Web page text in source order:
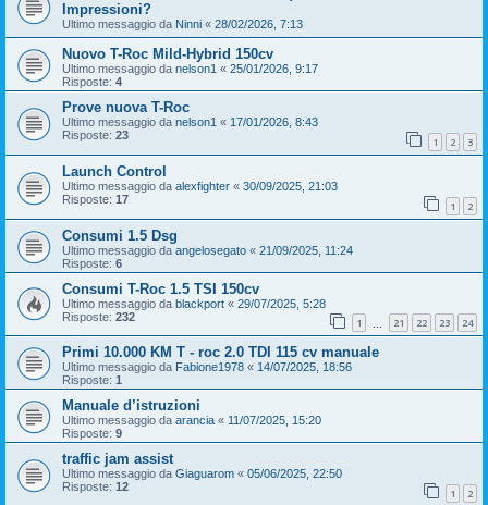
Impressioni?
Ultimo messaggio da Ninni « 28/02/2026, 7:13
Nuovo T-Roc Mild-Hybrid 150cv
Ultimo messaggio da nelson1 « 25/01/2026, 9:17
Risposte: 4
Prove nuova T-Roc
Ultimo messaggio da nelson1 « 17/01/2026, 8:43
Risposte: 23 1 2 3
Launch Control
Ultimo messaggio da alexfighter « 30/09/2025, 21:03
Risposte: 17 1 2
Consumi 1.5 Dsg
Ultimo messaggio da angelosegato « 21/09/2025, 11:24
Risposte: 6
Consumi T-Roc 1.5 TSI 150cv
Ultimo messaggio da blackport « 29/07/2025, 5:28
Risposte: 232 1 21 22 23 24
Primi 10.000 KM T - roc 2.0 TDI 115 cv manuale
Ultimo messaggio da Fabione1978 « 14/07/2025, 18:56
Risposte: 1
Manuale d’istruzioni
Ultimo messaggio da arancia « 11/07/2025, 15:20
Risposte: 9
traffic jam assist
Ultimo messaggio da Giaguarom « 05/06/2025, 22:50
Risposte: 12 1 2